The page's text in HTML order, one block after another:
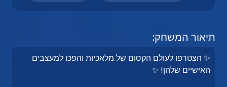
תיאור המשחק:
✨ הצטרפו לעולם הקסום של מלאכיות והפכו למעצבים
האישיים שלהן! ✨